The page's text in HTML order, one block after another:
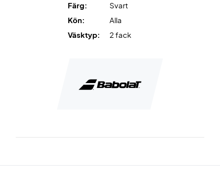
Färg:
Svart
Kön:
Alla
Väsktyp:
2 fack